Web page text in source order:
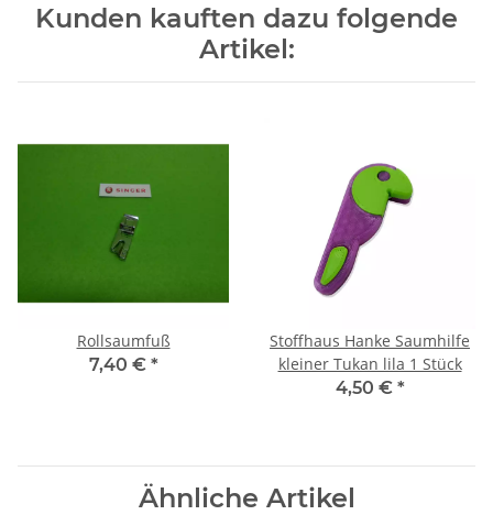
Kunden kauften dazu folgende
Artikel:
Rollsaumfuß
7,40 € *
Stoffhaus Hanke Saumhilfe
kleiner Tukan lila 1 Stück
4,50 € *
Ähnliche Artikel